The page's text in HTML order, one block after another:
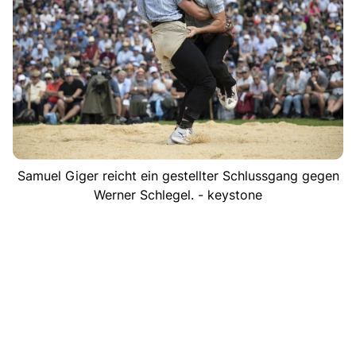
Samuel Giger reicht ein gestellter Schlussgang gegen
Werner Schlegel. - keystone